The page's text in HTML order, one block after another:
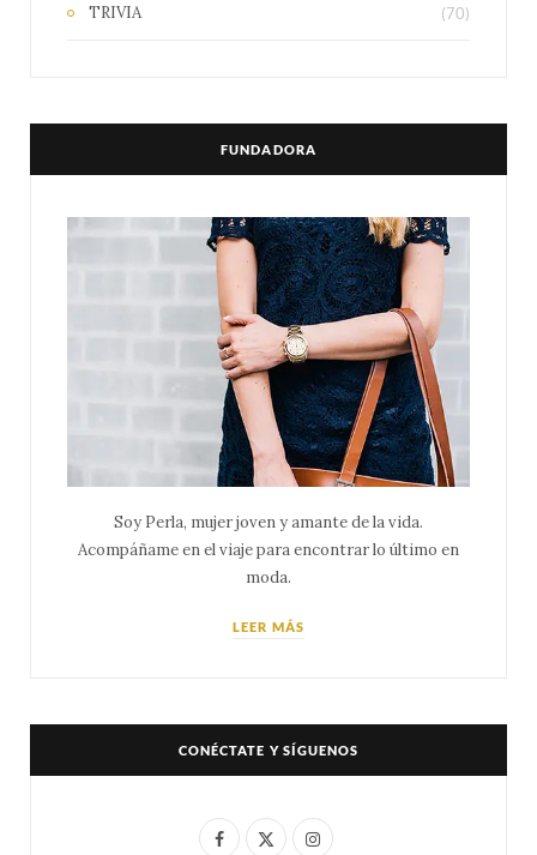
TRIVIA (70)
FUNDADORA
Soy Perla, mujer joven y amante de la vida.
Acompáñame en el viaje para encontrar lo último en
moda.
LEER MÁS
CONÉCTATE Y SÍGUENOS
F
X
I